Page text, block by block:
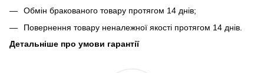
Обмін бракованого товару протягом 14 днів;
Повернення товару неналежної якості протягом 14 днів.
Детальніше про умови гарантії